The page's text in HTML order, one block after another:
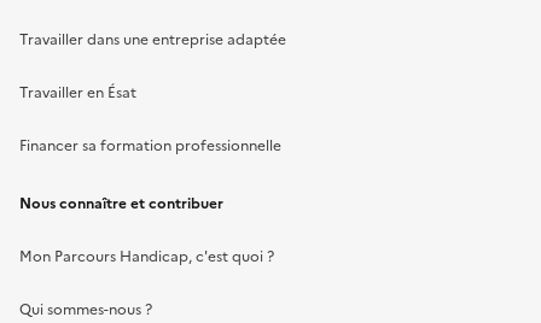
Travailler dans une entreprise adaptée
Travailler en Ésat
Financer sa formation professionnelle
Nous connaître et contribuer
Mon Parcours Handicap, c'est quoi ?
Qui sommes-nous ?